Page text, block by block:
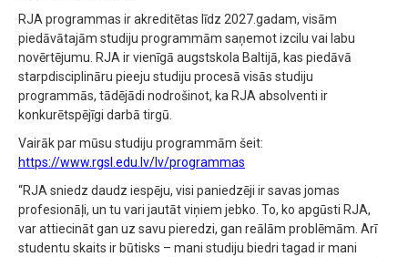
RJA programmas ir akreditētas līdz 2027.gadam, visām
piedāvātajām studiju programmām saņemot izcilu vai labu
novērtējumu. RJA ir vienīgā augstskola Baltijā, kas piedāvā
starpdisciplināru pieeju studiju procesā visās studiju
programmās, tādējādi nodrošinot, ka RJA absolventi ir
konkurētspējīgi darbā tirgū.
Vairāk par mūsu studiju programmām šeit:
https://www.rgsl.edu.lv/lv/programmas
“RJA sniedz daudz iespēju, visi paniedzēji ir savas jomas
profesionāļi, un tu vari jautāt viņiem jebko. To, ko apgūsti RJA,
var attiecināt gan uz savu pieredzi, gan reālām problēmām. Arī
studentu skaits ir būtisks – mani studiju biedri tagad ir mani